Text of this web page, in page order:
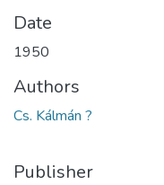
Date
1950
Authors
Cs. Kálmán ?
Publisher